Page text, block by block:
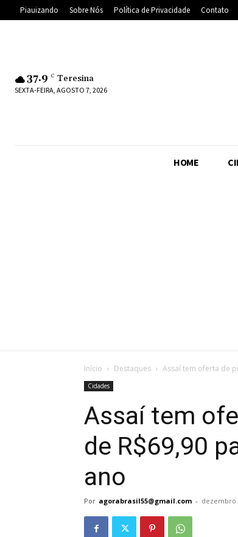
Piauizando Sobre Nós Política de Privacidade Contato
37.9 C Teresina
SEXTA-FEIRA, AGOSTO 7, 2026
HOME
Início Destaques Assaí tem oferta de
Cidades
Assaí tem
de R$69,90
ano
Por agorabrasil55@gmail.com - dezembro